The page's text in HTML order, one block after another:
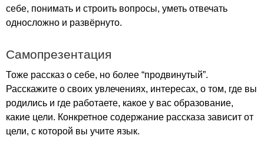
себе, понимать и строить вопросы, уметь отвечать
односложно и развёрнуто.
Самопрезентация
Тоже рассказ о себе, но более “продвинутый”.
Расскажите о своих увлечениях, интересах, о том, где вы
родились и где работаете, какое у вас образование,
какие цели. Конкретное содержание рассказа зависит от
цели, с которой вы учите язык.